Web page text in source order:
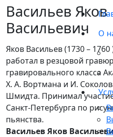
О
Васильев Яков
Васильевич
Яков Васильев (1730 –
работал в резцовой
гравировального класса
Х. А. Вортмана и И.
Шмидта. Принимал
Санкт-Петербурга по
пьянства.
Васильев Яков